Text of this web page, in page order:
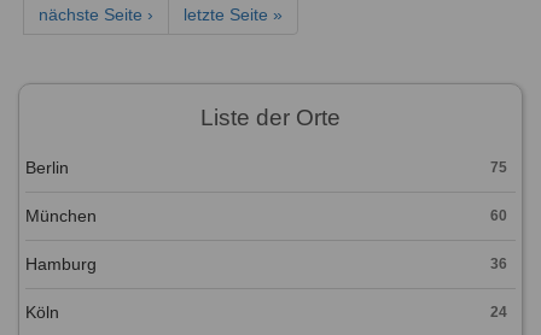
nächste Seite › letzte Seite »
Liste der Orte
Berlin 75
München 60
Hamburg 36
Köln 24